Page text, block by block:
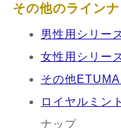
その他のライン
男性用シリー
女性用シリー
その他
ロイヤルミント
ナップ